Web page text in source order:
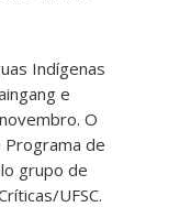
Indígenas
e
O
de
grupo de
UFSC.